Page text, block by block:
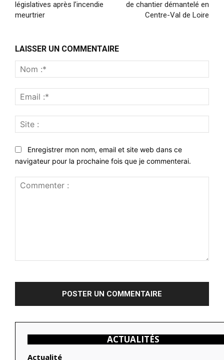
législatives après l’incendie
meurtrier
de chantier démantelé en
Centre-Val de Loire
LAISSER UN COMMENTAIRE
:*
:*
:
Enregistrer mon nom, email et site web dans ce
navigateur pour la prochaine fois que je commenterai.
ACTUALITÉS
Actualité